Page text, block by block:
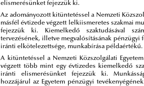
elismerésünket fejezzük ki.
Az adományozott kitüntetéssel a Nemzeti
másfél évtizede végzett lelkiismeretes szakmai
fejezzük ki. Kiemelkedő szaktudásával
tervezésének, illetve megvalósításának pénzügyi
iránti elkötelezettsége, munkabírása példaértékű.
A kitüntetéssel a Nemzeti Közszolgálati
végzett több mint egy évtizedes kiemelkedő
iránti elismerésünket fejezzük ki.
hozzájárul az Egyetem pénzügyi